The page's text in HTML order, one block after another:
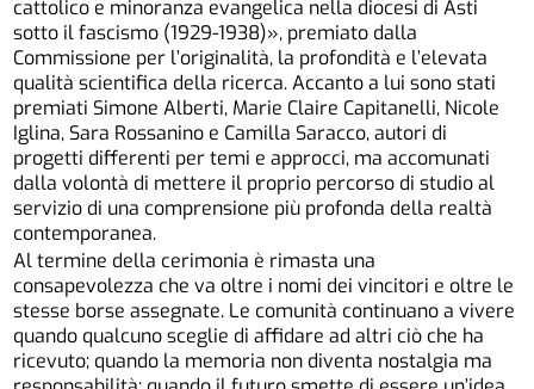
cattolico e minoranza evangelica nella diocesi di Asti
sotto il fascismo (1929-1938)», premiato dalla
Commissione per l’originalità, la profondità e l’elevata
qualità scientifica della ricerca. Accanto a lui sono stati
premiati Simone Alberti, Marie Claire Capitanelli, Nicole
Iglina, Sara Rossanino e Camilla Saracco, autori di
progetti differenti per temi e approcci, ma accomunati
dalla volontà di mettere il proprio percorso di studio al
servizio di una comprensione più profonda della realtà
contemporanea.
Al termine della cerimonia è rimasta una
consapevolezza che va oltre i nomi dei vincitori e oltre le
stesse borse assegnate. Le comunità continuano a vivere
quando qualcuno sceglie di affidare ad altri ciò che ha
ricevuto; quando la memoria non diventa nostalgia ma